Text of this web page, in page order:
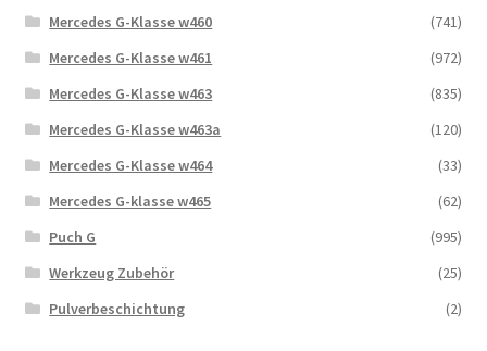
Mercedes G-Klasse w460
(741)
Mercedes G-Klasse w461
(972)
Mercedes G-Klasse w463
(835)
Mercedes G-Klasse w463a
(120)
Mercedes G-Klasse w464
(33)
Mercedes G-klasse w465
(62)
Puch G
(995)
Werkzeug Zubehör
(25)
Pulverbeschichtung
(2)